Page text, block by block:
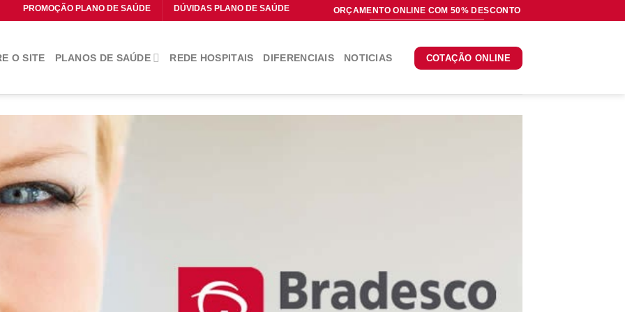
PROMOÇÃO PLANO DE SAÚDE DÚVIDAS PLANO DE SAÚDE ORÇAMENTO ONLINE COM 50% DESCONTO
O SITE PLANOS DE SAÚDE REDE HOSPITAIS DIFERENCIAIS NOTICIAS COTAÇÃO ONLINE